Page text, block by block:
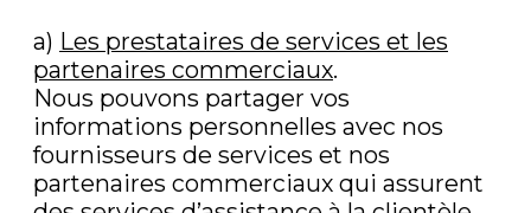
a) Les prestataires de services et les
partenaires commerciaux.
Nous pouvons partager vos
informations personnelles avec nos
fournisseurs de services et nos
partenaires commerciaux qui assurent